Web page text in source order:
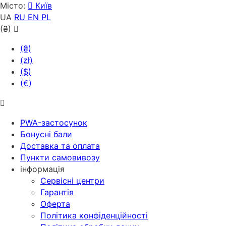
Місто:
Київ
UA RU EN PL
(₴)
(₴)
(zł)
($)
(€)
PWA-застосунок
Бонусні бали
Доставка та оплата
Пункти самовивозу
інформація
Сервісні центри
Гарантія
Оферта
Політика конфіденційності